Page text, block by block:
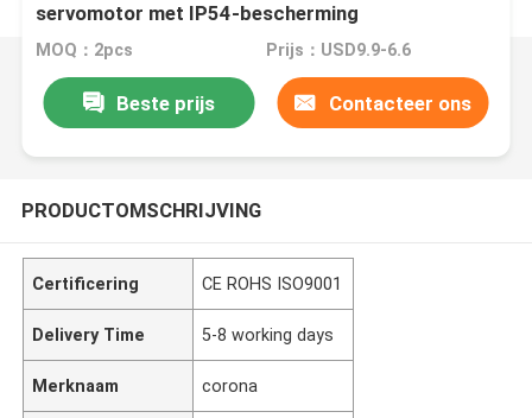
servomotor met IP54-bescherming
MOQ：2pcs Prijs：USD9.9-6.6
Beste prijs Contacteer ons
PRODUCTOMSCHRIJVING
Certificering CE ROHS ISO9001
Delivery Time 5-8 working days
Merknaam corona